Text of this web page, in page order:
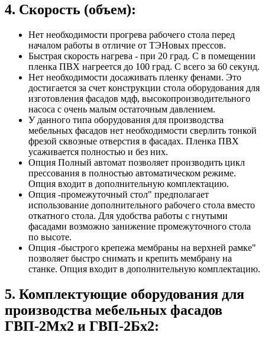
4. Скорость (объем):
Нет необходимости прогрева рабочего стола перед
началом работы в отличие от ТЭНовых прессов.
Быстрая скорость нагрева - при 20 град. С в помещении
пленка ПВХ нагреется до 100 град. С всего за 60 секунд.
Нет необходимости досаживать пленку фенами. Это
достигается за счет конструкции стола оборудования для
изготовления фасадов мдф, высокопроизводительного
насоса с очень малым остаточным давлением.
У данного типа оборудования для производства
мебельных фасадов нет необходимости сверлить тонкой
фрезой сквозные отверстия в фасадах. Пленка ПВХ
усаживается полностью и без них.
Опция Полный автомат позволяет производить цикл
прессования в полностью автоматическом режиме.
Опция входит в дополнительную комплектацию.
Опция -промежуточный стол" предполагает
использование дополнительного рабочего стола вместо
откатного стола. Для удобства работы с гнутыми
фасадами возможно занижение промежуточного стола
по высоте.
Опция -быстрого крепежа мембраны на верхней рамке"
позволяет быстро снимать и крепить мембрану на
станке. Опция входит в дополнительную комплектацию.
5. Комплектующие оборудования для
производства мебельных фасадов
ГВП-2Мх2 и ГВП-2Бх2: